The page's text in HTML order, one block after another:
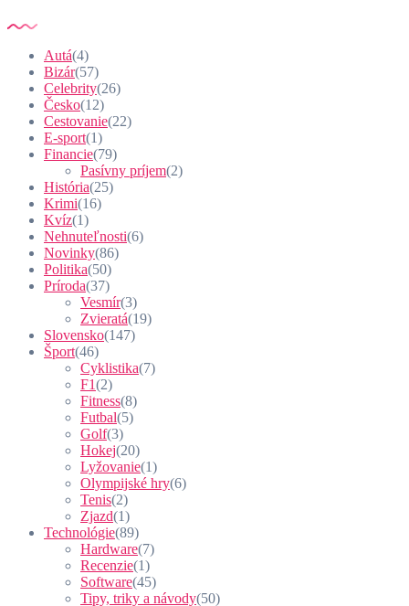
Autá(4)
Bizár(57)
Celebrity(26)
Česko(12)
Cestovanie(22)
E-sport(1)
Financie(79)
Pasívny príjem(2)
História(25)
Krimi(16)
Kvíz(1)
Nehnuteľnosti(6)
Novinky(86)
Politika(50)
Príroda(37)
Vesmír(3)
Zvieratá(19)
Slovensko(147)
Šport(46)
Cyklistika(7)
F1(2)
Fitness(8)
Futbal(5)
Golf(3)
Hokej(20)
Lyžovanie(1)
Olympijské hry(6)
Tenis(2)
Zjazd(1)
Technológie(89)
Hardware(7)
Recenzie(1)
Software(45)
Tipy, triky a návody(50)